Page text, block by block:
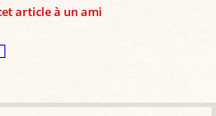
article à un ami